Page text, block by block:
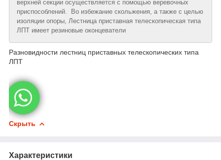
верхней секции осуществляется с помощью веревочных
приспособлений. Во избежание скольжения, а также с целью
изоляции опоры, Лестница приставная телескопическая типа
ЛПТ имеет резиновые оконцеватели
Разновидности лестниц приставных телескопических типа
ЛПТ
Скрыть
Характеристики